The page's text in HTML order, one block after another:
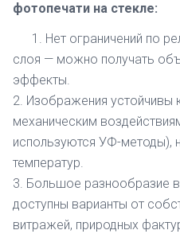
фотопечати на стекле:
1. Нет ограничений по
слоя — можно получать
эффекты.
2. Изображения устойчивы
механическим
используются УФ-методы),
температур.
3. Большое разнообразие
доступны варианты от
витражей, природных